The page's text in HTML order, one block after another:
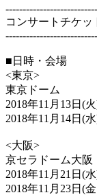
コンサートチケッ
■日時・会場
<東京>
東京ドーム
2018年11月13日(
2018年11月14日(
<大阪>
京セラドーム大阪
2018年11月21日(
2018年11月23日(